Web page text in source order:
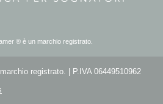
® è un marchio registrato.
registrato. | P.IVA 06449510962